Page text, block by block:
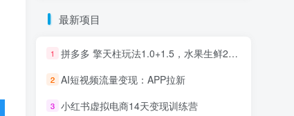
最新项目
1 拼多多 擎天柱玩法1.0+1.5，水果生鲜2小时起量,标品2天爆单,利润率提升30%
2 AI短视频流量变现：APP拉新
3 小红书虚拟电商14天变现训练营